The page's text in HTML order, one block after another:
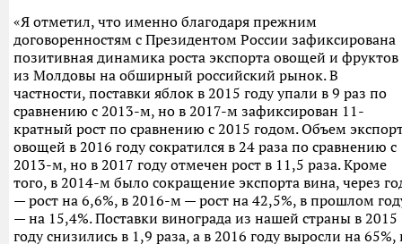
«Я отметил, что именно благодаря прежним
договоренностям с Президентом России зафиксирована
позитивная динамика роста экспорта овощей и фруктов
из Молдовы на обширный российский рынок. В
частности, поставки яблок в 2015 году упали в 9 раз по
сравнению с 2013-м, но в 2017-м зафиксирован 11-
кратный рост по сравнению с 2015 годом. Объем
овощей в 2016 году сократился в 24 раза по сравнению с
2013-м, но в 2017 году отмечен рост в 11,5 раза. Кроме
того, в 2014-м было сокращение экспорта вина, через
— рост на 6,6%, в 2016-м — рост на 42,5%, в прошлом
— на 15,4%. Поставки винограда из нашей страны в 2015
году снизились в 1,9 раза, а в 2016 году выросли на 65%,